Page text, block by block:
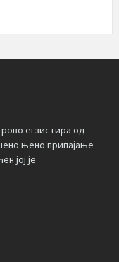
егзистира од
њено припајање
јој је